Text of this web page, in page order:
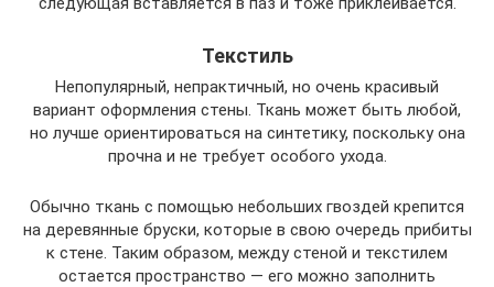
Текстиль
Непопулярный, непрактичный, но очень красивый
вариант оформления стены. Ткань может быть любой,
но лучше ориентироваться на синтетику, поскольку она
прочна и не требует особого ухода.
Обычно ткань с помощью небольших гвоздей крепится
на деревянные бруски, которые в свою очередь прибиты
к стене. Таким образом, между стеной и текстилем
остается пространство — его можно заполнить